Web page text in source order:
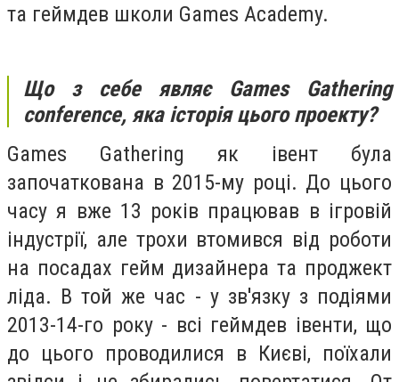
та геймдев школи Games Academy.
Що з себе являє Games Gathering
conference, яка історія цього проекту?
Games Gathering як івент була
започаткована в 2015-му році. До цього
часу я вже 13 років працював в ігровій
індустрії, але трохи втомився від роботи
на посадах гейм дизайнера та проджект
ліда. В той же час - у зв'язку з подіями
2013-14-го року - всі геймдев івенти, що
до цього проводилися в Києві, поїхали